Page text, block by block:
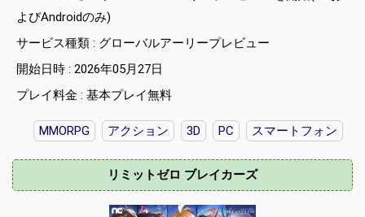
よびAndroidのみ)
サービス種類 : グローバルアーリープレビュー
開始日時 : 2026年05月27日
プレイ料金 : 基本プレイ無料
MMORPG アクション 3D PC スマートフォン
リミットゼロ ブレイカーズ